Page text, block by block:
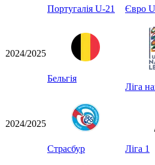
Португалія U-21 Євро
2024/2025
Бельгія
Ліга
2024/2025
Страсбур Ліга 1